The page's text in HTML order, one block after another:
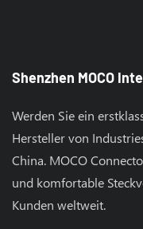
Shenzhen MOCO
Werden Sie ein
Hersteller von
China. MOCO
und komfortable
Kunden weltweit.